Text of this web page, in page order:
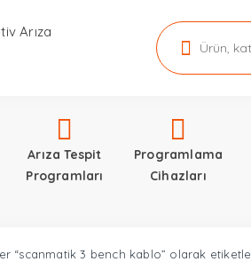
Arıza Tespit
Programları
Programlama
Cihazları
“scanmatik 3 bench kablo” olarak